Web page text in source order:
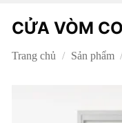
CỬA VÒM
Trang chủ / Sản phẩm /